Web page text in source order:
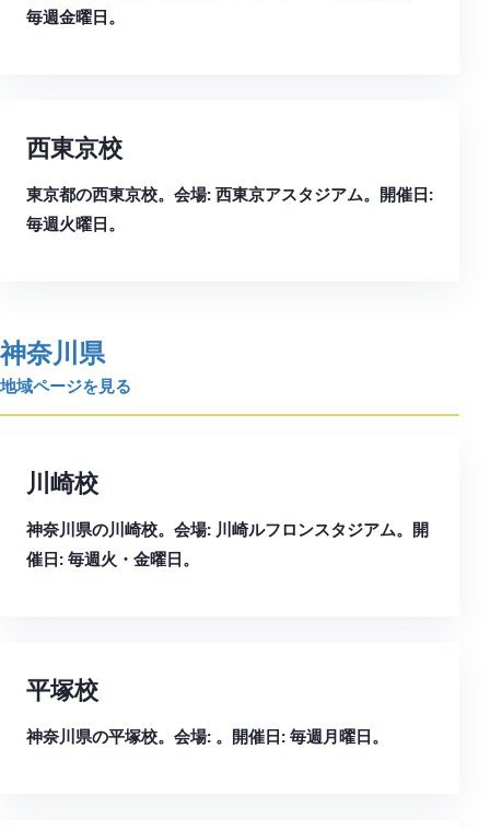
毎週金曜日。
西東京校
東京都の西東京校。会場: 西東京アスタジアム。開催日:
毎週火曜日。
神奈川県
地域ページを見る
川崎校
神奈川県の川崎校。会場: 川崎ルフロンスタジアム。開
催日: 毎週火・金曜日。
平塚校
神奈川県の平塚校。会場: 。開催日: 毎週月曜日。